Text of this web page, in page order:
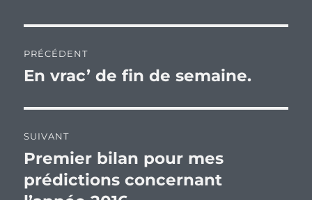
de
PRÉCÉDENT
Publication
En vrac’ de fin de semaine.
SUIVANT
Publication
suivante :
Premier bilan pour mes
prédictions concernant